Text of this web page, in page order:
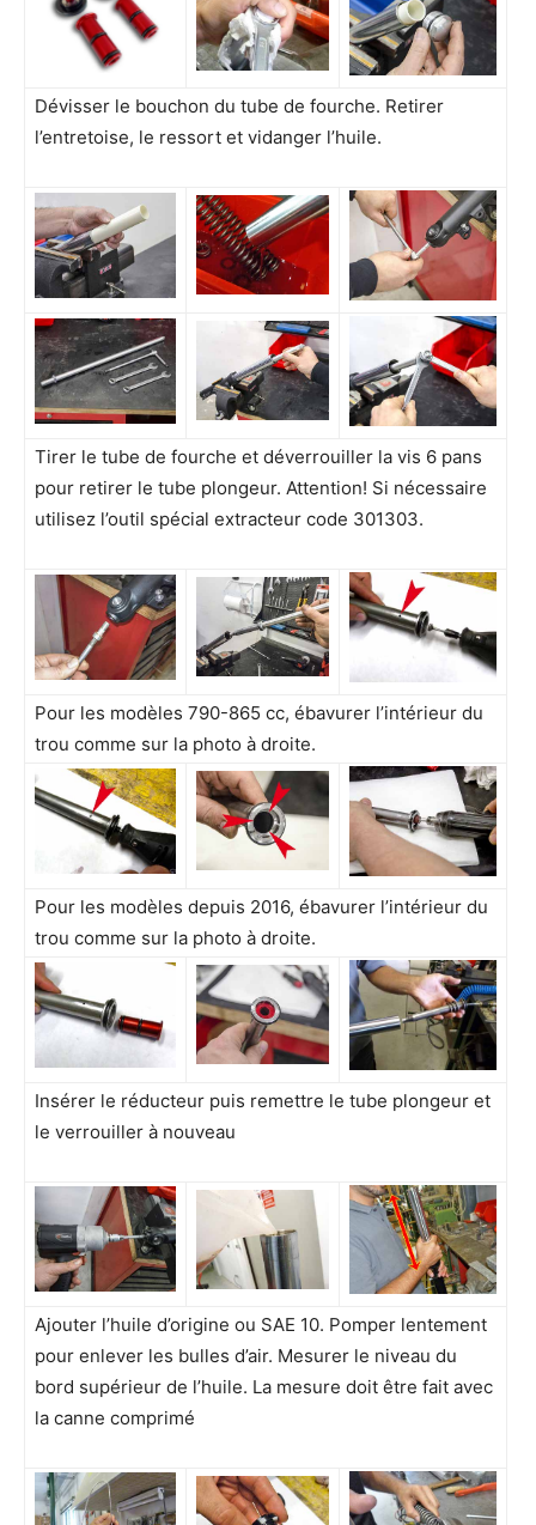
Dévisser le bouchon du tube de fourche. Retirer
l’entretoise, le ressort et vidanger l’huile.
Tirer le tube de fourche et déverrouiller la vis 6 pans
pour retirer le tube plongeur. Attention! Si nécessaire
utilisez l’outil spécial extracteur code 301303.
Pour les modèles 790-865 cc, ébavurer l’intérieur du
trou comme sur la photo à droite.
Pour les modèles depuis 2016, ébavurer l’intérieur du
trou comme sur la photo à droite.
Insérer le réducteur puis remettre le tube plongeur et
le verrouiller à nouveau
Ajouter l’huile d’origine ou SAE 10. Pomper lentement
pour enlever les bulles d’air. Mesurer le niveau du
bord supérieur de l’huile. La mesure doit être fait avec
la canne comprimé